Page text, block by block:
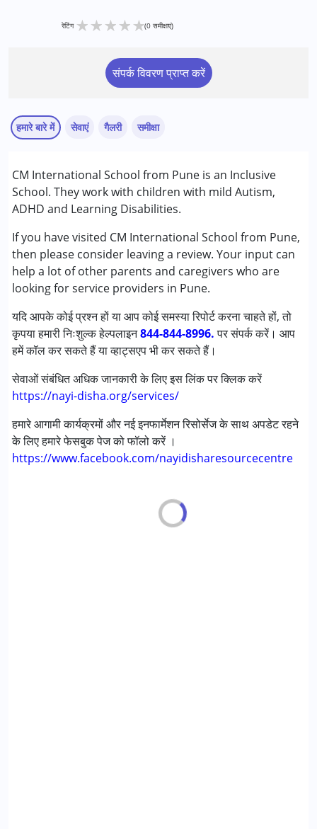
रेटिंग ★★★★★(0 समीक्षाएं)
संपर्क विवरण प्राप्त करें
हमारे बारे में
CM International School from Pune is an Inclusive
School. They work with children with mild Autism,
ADHD and Learning Disabilities.
If you have visited CM International School from Pune,
then please consider leaving a review. Your input can
help a lot of other parents and caregivers who are
looking for service providers in Pune.
यदि आपके कोई प्रश्न हों या आप कोई समस्या रिपोर्ट करना चाहते हों, तो
कृपया हमारी निःशुल्क हेल्पलाइन844-844-8996.पर संपर्क करें। आप
हमें कॉल कर सकते हैं या व्हाट्सएप भी कर सकते हैं।
सेवाओं संबंधित अधिक जानकारी के लिए इस लिंक पर क्लिक करें
https://nayi-disha.org/services/
हमारे आगामी कार्यक्रमों और नई इनफार्मेशन रिसोर्सेज के साथ अपडेट रहने
के लिए हमारे फेसबुक पेज को फॉलो करें ।
https://www.facebook.com/nayidisharesourcecentre
सेवाएं
निम्नलिखित विकलांगता संबंधित सेवाएं उपलब्ध :
अटेंशन डेफिसिट (हाइपरएक्टिविटी) डिसऑर्डर (एडीडी/एडीएचडी)
ऑटिज्म स्पेक्ट्रम डिसऑर्डर (ए एस डी )
लर्निंग डिसेबिलिटीज़ (एलडी)
आयु वर्ग :0 - 5 years ,6 - 12 years ,13 - 17 years
लिंगमहिला, पुरुष
गैलरी समीक्षा